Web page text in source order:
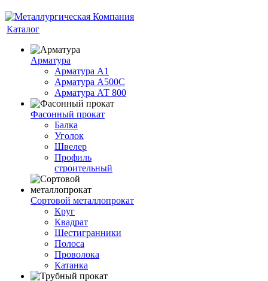
Каталог
Арматура
Арматура А1
Арматура А500С
Арматура АТ 800
Фасонный прокат
Балка
Уголок
Швелер
Профиль
строительный
Сортовой металлопрокат
Круг
Квадрат
Шестигранники
Полоса
Проволока
Катанка